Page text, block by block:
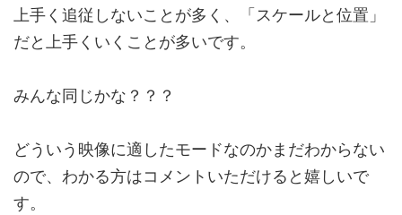
上手く追従しないことが多く、「スケールと位置」
だと上手くいくことが多いです。
みんな同じかな？？？
どういう映像に適したモードなのかまだわからない
ので、わかる方はコメントいただけると嬉しいで
す。